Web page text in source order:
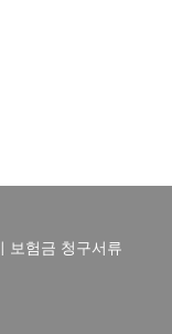
보험금 청구서류